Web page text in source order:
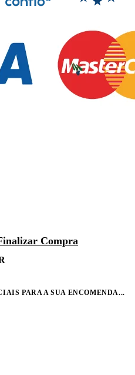
Compra
PARA A SUA ENCOMENDA...